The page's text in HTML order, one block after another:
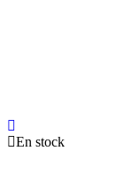
En stock